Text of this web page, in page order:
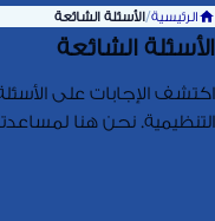
الرئيسية/الأسئلة الشائعة
الأسئلة الشائعة
اكتشف الإجابات على
التنظيمية. نحن هنا